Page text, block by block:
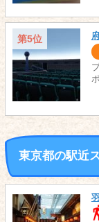
第5位
東京都の駅近